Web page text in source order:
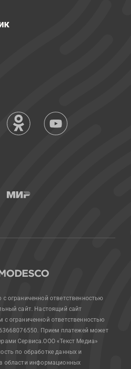
ограниченной ответственностью
сайт. Настоящий сайт
с ограниченной ответственностью
Прием платежей может
Сервиса.ООО «Текст Медиа»
по обработке данных и
области информационных